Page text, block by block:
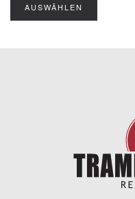
AUSWÄHLEN